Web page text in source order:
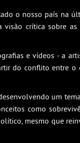
o nosso país na
crítica sobre
e vídeos - a
do conflito entre
um
como
mesmo que